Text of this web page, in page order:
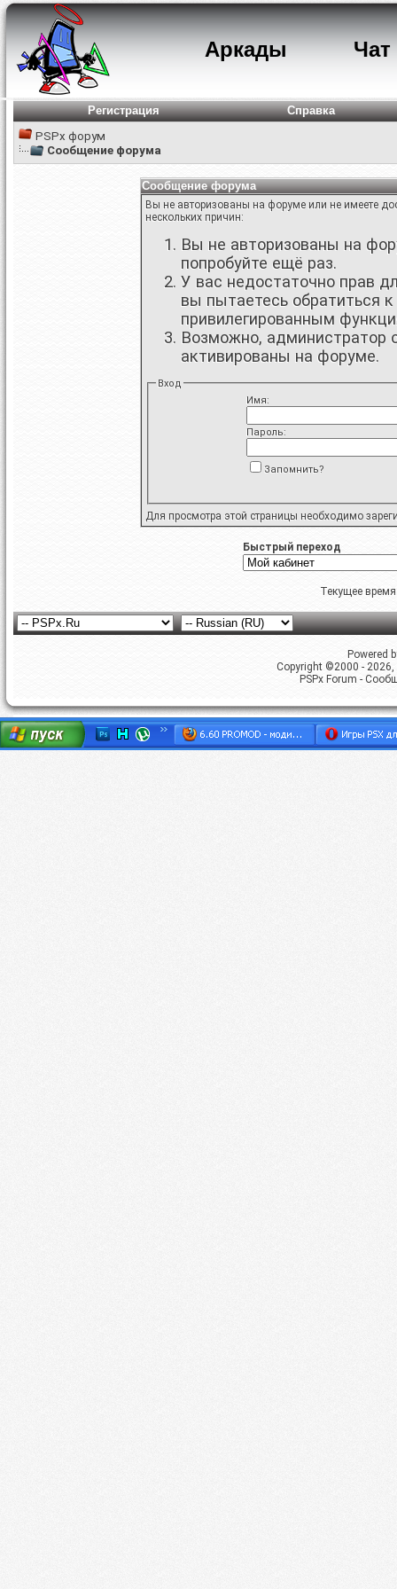
Аркады Чат
Регистрация
Справка
PSPx форум
Сообщение форума
Сообщение форума
Вы не авторизованы на форуме или не имеете
нескольких причин:
Вы не авторизованы на
попробуйте ещё раз.
У вас недостаточно прав
вы пытаетесь обратиться
привилегированным
Возможно, администратор
активированы на форуме.
Вход
Имя:
Пароль:
Запомнить?
Для просмотра этой страницы необходимо
Быстрый переход
Текущее
Powered
Copyright ©2000 -
PSPx Forum -